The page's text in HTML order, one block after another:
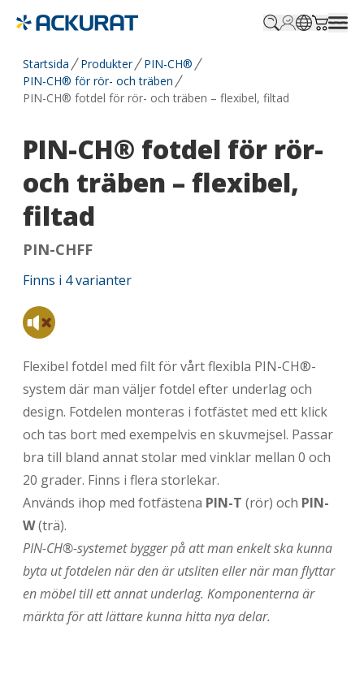
Startsida Produkter
PIN-CH®
PIN-CH® för rör- och träben
PIN-CH® fotdel för rör- och träben – flexibel, filtad
PIN-CH® fotdel för rör-
och träben – flexibel,
filtad
PIN-CHFF
Finns i 4varianter
Tyst
Flexibel fotdel med filt för vårt flexibla PIN-CH®-
system där man väljer fotdel efter underlag och
design. Fotdelen monteras i fotfästet med ett klick
och tas bort med exempelvis en skuvmejsel. Passar
bra till bland annat stolar med vinklar mellan 0 och
20 grader. Finns i flera storlekar.
Används ihop med fotfästena PIN-T (rör) och PIN-
W(trä).
PIN-CH®-systemet bygger på att man enkelt ska kunna
byta ut fotdelen när den är utsliten eller när man flyttar
en möbel till ett annat underlag. Komponenterna är
märkta för att lättare kunna hitta nya delar.